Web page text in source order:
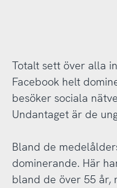
Totalt sett över alla
Facebook helt
besöker sociala
Undantaget är de
Bland de
dominerande. Här
bland de över 55 år,